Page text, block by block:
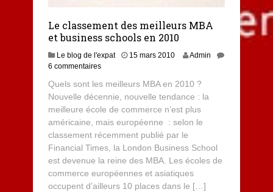
Le classement des meilleurs MBA
et business schools en 2010
Le blog de l'expat 15 mars 2010
Admin
6 commentaires
Quels sont les meilleurs MBA en 2010 ?
Nouvelle décennie, nouvelle tendance : la
meilleure école de commerce n’est plus
américaine, mais européenne : selon le
classement récemment publié par le
Financial Times, la London Business School
est devenue la reine des MBA. Les écoles de
commerce européennes et asiatiques
occupent d’ailleurs 10 places dans le […]